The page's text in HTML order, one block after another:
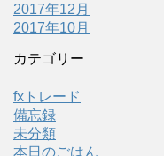
2017年12月
2017年10月
カテゴリー
fxトレード
備忘録
未分類
本日のごはん